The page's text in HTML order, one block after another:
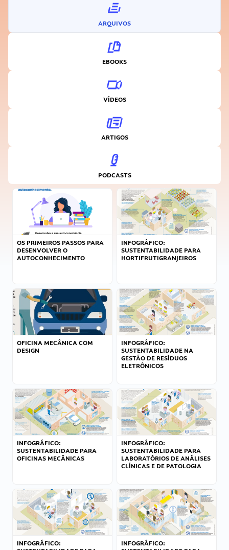
ARQUIVOS
EBOOKS
VÍDEOS
ARTIGOS
PODCASTS
OS PRIMEIROS PASSOS PARA
DESENVOLVER O
AUTOCONHECIMENTO
INFOGRÁFICO:
SUSTENTABILIDADE PARA
HORTIFRUTIGRANJEIROS
OFICINA MECÂNICA COM
DESIGN
INFOGRÁFICO:
SUSTENTABILIDADE NA
GESTÃO DE RESÍDUOS
ELETRÔNICOS
INFOGRÁFICO:
SUSTENTABILIDADE PARA
OFICINAS MECÂNICAS
INFOGRÁFICO:
SUSTENTABILIDADE PARA
LABORATÓRIOS DE ANÁLISES
CLÍNICAS E DE PATOLOGIA
INFOGRÁFICO:
INFOGRÁFICO: